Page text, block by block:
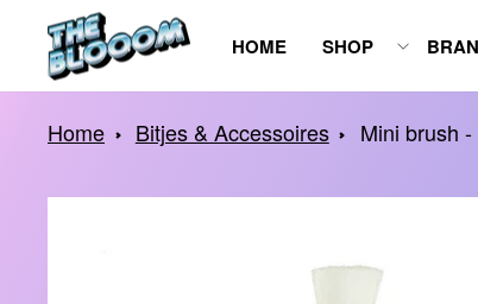
Spring
inhoud
HOME SHOP
Home Bitjes & Accessoires Mini brush